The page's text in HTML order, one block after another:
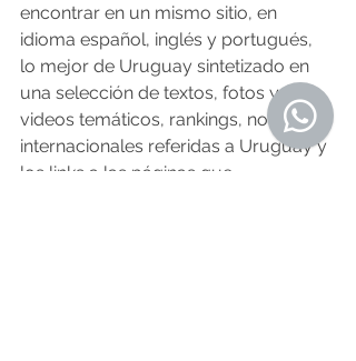
encontrar en un mismo sitio, en
idioma español, inglés y portugués,
lo mejor de Uruguay sintetizado en
una selección de textos, fotos y
videos temáticos, rankings, noticias
internacionales referidas a Uruguay y
los links a las páginas que